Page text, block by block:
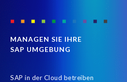
MANAGEN SIE IHRE
SAP UMGEBUNG
SAP in der Cloud betreiben